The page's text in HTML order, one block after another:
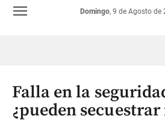
Colombia
Domingo, 9 de Agosto de
menu
Falla en la
¿pueden secuestrar